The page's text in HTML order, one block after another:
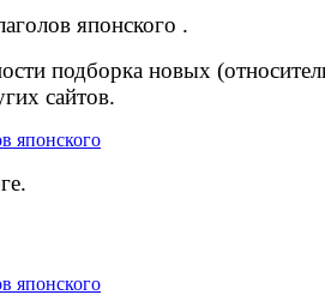
японского .
подборка новых
сайтов.